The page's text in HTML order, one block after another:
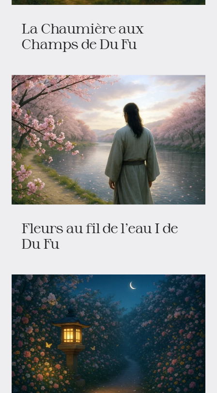
La Chaumière aux
Champs de Du Fu
Fleurs au fil de l’eau I de
Du Fu